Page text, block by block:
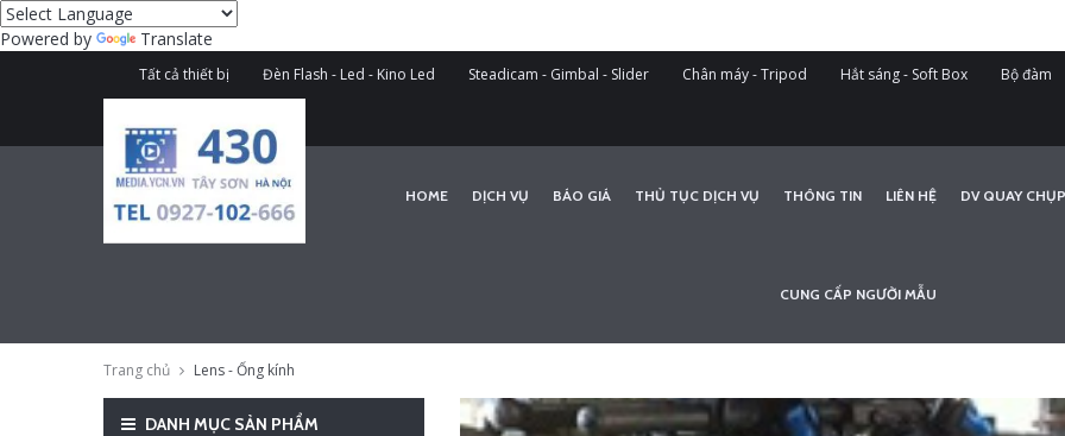
Powered by Translate
Tất cả thiết bị Đèn Flash - Led - Kino Led Steadicam - Gimbal - Slider Chân máy - Tripod Hắt sáng - Soft Box Bộ đàm
HOME DỊCH VỤ BÁO GIÁ THỦ TỤC DỊCH VỤ THÔNG TIN LIÊN HỆ DV QUAY
CUNG CẤP NGƯỜI MẪU
Trang chủ Lens - Ống kính
DANH MỤC SẢN PHẨM